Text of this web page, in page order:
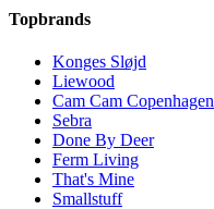
Topbrands
Konges Sløjd
Liewood
Cam Cam Copenhagen
Sebra
Done By Deer
Ferm Living
That's Mine
Smallstuff